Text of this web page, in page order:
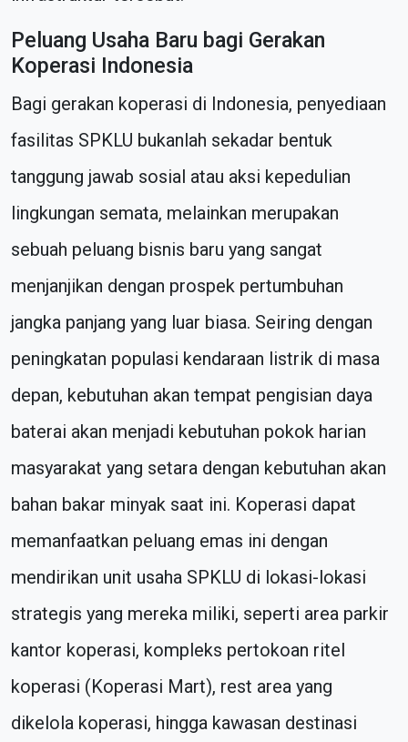
Peluang Usaha Baru bagi Gerakan
Koperasi Indonesia
Bagi gerakan koperasi di Indonesia, penyediaan
fasilitas SPKLU bukanlah sekadar bentuk
tanggung jawab sosial atau aksi kepedulian
lingkungan semata, melainkan merupakan
sebuah peluang bisnis baru yang sangat
menjanjikan dengan prospek pertumbuhan
jangka panjang yang luar biasa. Seiring dengan
peningkatan populasi kendaraan listrik di masa
depan, kebutuhan akan tempat pengisian daya
baterai akan menjadi kebutuhan pokok harian
masyarakat yang setara dengan kebutuhan akan
bahan bakar minyak saat ini. Koperasi dapat
memanfaatkan peluang emas ini dengan
mendirikan unit usaha SPKLU di lokasi-lokasi
strategis yang mereka miliki, seperti area parkir
kantor koperasi, kompleks pertokoan ritel
koperasi (Koperasi Mart), rest area yang
dikelola koperasi, hingga kawasan destinasi